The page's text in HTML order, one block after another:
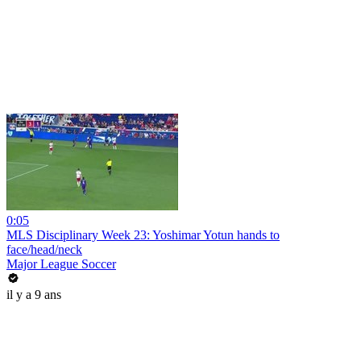
0:05
MLS Disciplinary Week 23: Yoshimar Yotun hands to
face/head/neck
Major League Soccer
il y a 9 ans